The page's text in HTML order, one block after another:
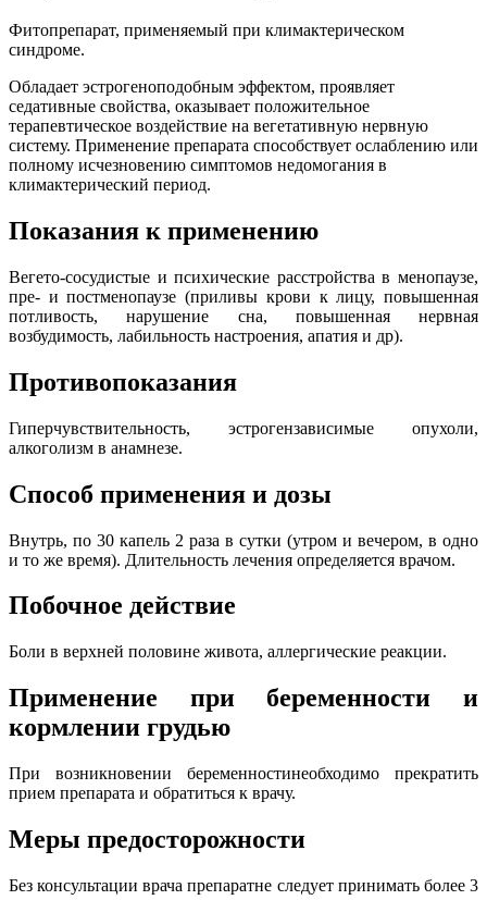
Фитопрепарат, применяемый при климактерическом
синдроме.
Обладает эстрогеноподобным эффектом, проявляет
седативные свойства, оказывает положительное
терапевтическое воздействие на вегетативную нервную
систему. Применение препарата способствует ослаблению или
полному исчезновению симптомов недомогания в
климактерический период.
Показания к применению
Вегето-сосудистые и психические расстройства в менопаузе,
пре- и постменопаузе (приливы крови к лицу, повышенная
потливость, нарушение сна, повышенная нервная
возбудимость, лабильность настроения, апатия и др).
Противопоказания
Гиперчувствительность, эстрогензависимые опухоли,
алкоголизм в анамнезе.
Способ применения и дозы
Внутрь, по 30 капель 2 раза в сутки (утром и вечером, в одно
и то же время). Длительность лечения определяется врачом.
Побочное действие
Боли в верхней половине живота, аллергические реакции.
Применение при беременности и
кормлении грудью
При возникновении беременностинеобходимо прекратить
прием препарата и обратиться к врачу.
Меры предосторожности
Без консультации врача препаратне следует принимать более 3